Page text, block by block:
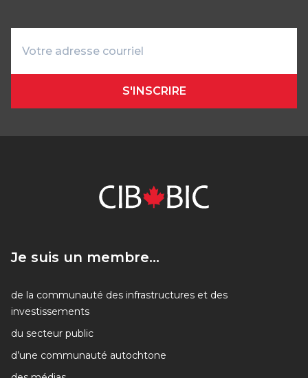
S'INSCRIRE
Je suis un membre...
Je suis un membre...
de la communauté des infrastructures et des
investissements
du secteur public
d’une communauté autochtone